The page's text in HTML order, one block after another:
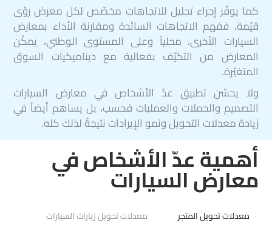
كما يوفّر إجراء تحليل للاتجاهات مخصّص لكل معرض رؤى
قيّمة. ففهم الاتجاهات السائدة ومقارنة الأداء بمعارض
السيارات الأخرى، محلياً وعلى المستوى الوطني، يمكّن
المعارض من التكيّف بفعالية مع ديناميكيات السوق
المتغيّرة.
ولا يحسّن تطبيق عدّ الأشخاص في معارض السيارات
التصميم والحملات والعمليات فحسب، بل يساهم أيضاً في
زيادة معدلات التحويل ونمو الإيرادات نتيجةً لذلك كله.
أهمية عدّ الأشخاص في
معارض السيارات
معدلات تحويل المتجر
معدلات تحويل زيارات السيارات